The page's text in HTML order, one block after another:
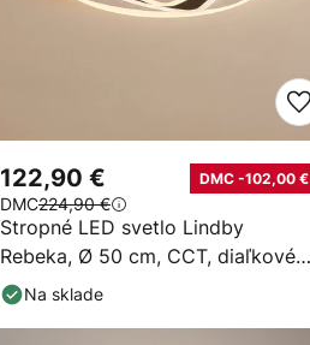
Stropné LED svetlo Lindby
Rebeka, Ø 50 cm, CCT, diaľkové
ovládanie
122,90 € DMC -102,00 €
DMC224,90 €
Na sklade